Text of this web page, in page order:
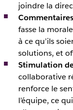
joindre la
fasse la
à ce qu’ils
solutions, et
Stimulation
collaborative
renforce le
l’équipe, ce